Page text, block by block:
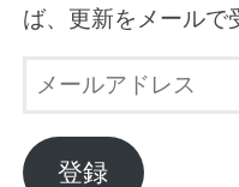
ば、更新をメールで
ル
ア
登録